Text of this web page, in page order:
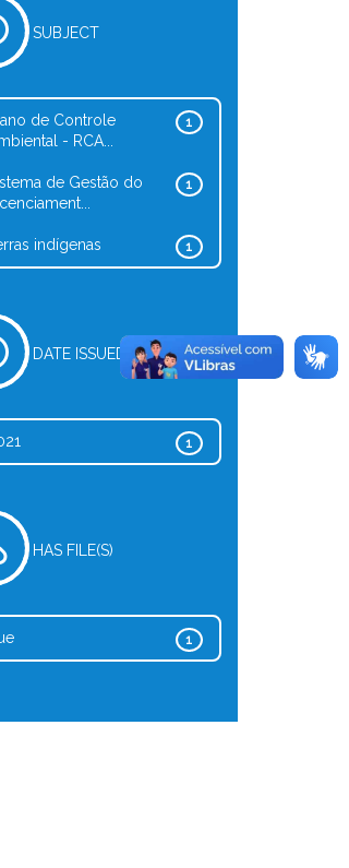
SUBJECT
1
de Controle
- RCA...
1
de Gestão do
1
indígenas
DATE ISSUED
1
HAS FILE(S)
1